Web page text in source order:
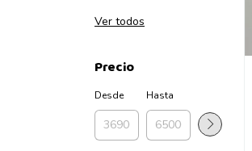
Ver todos
Precio
Desde Hasta